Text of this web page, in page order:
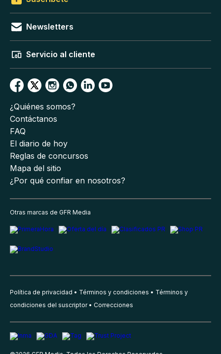
Newsletters
Servicio al cliente
¿Quiénes somos?
Contáctanos
FAQ
El diario de hoy
Reglas de concursos
Mapa del sitio
¿Por qué confiar en nosotros?
Otras marcas de GFR Media
Política de privacidad Términos y condiciones
Términos y
condiciones del suscriptor
Correcciones